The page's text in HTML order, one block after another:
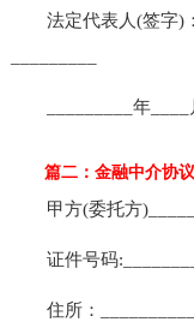
法定代表人(签字)：
_________年____
篇二：金融中介协议
甲方(委托方
证件号码
住所：